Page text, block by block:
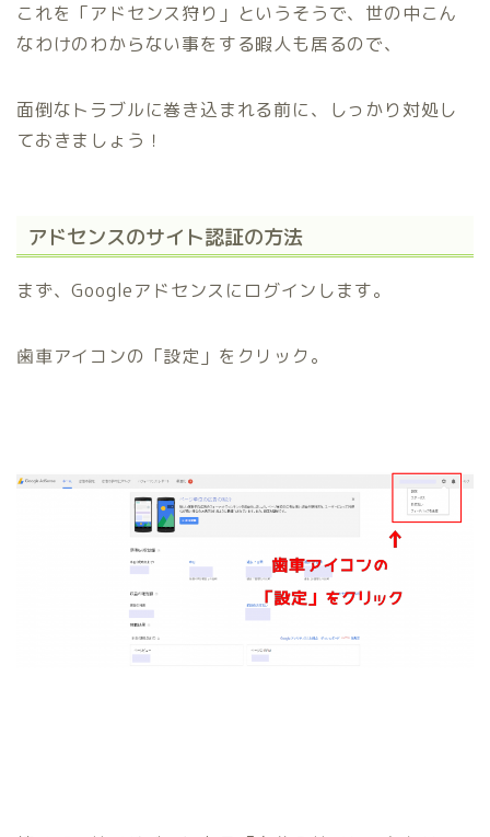
これを 「アドセンス狩り」 というそうで、世の中こん
なわけのわからない事をする暇人も居るので、
面倒なトラブルに巻き込まれる前に、しっかり対処し
ておきましょう！
アドセンスのサイト認証の方法
まず、Googleアドセンスにログインします。
歯車アイコンの 「設定」 をクリック。